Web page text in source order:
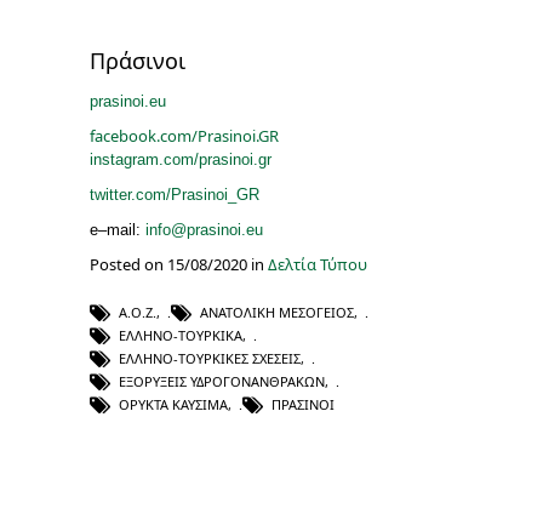
Πράσινοι
prasinoi.eu
facebook.com/Prasinoi.GR
instagram.com/prasinoi.gr
twitter.com/Prasinoi_GR
e–mail : info@prasinoi.eu
Posted on 15/08/2020 in Δελτία Τύπου
Α.Ο.Ζ., ΑΝΑΤΟΛΙΚΉ ΜΕΣΌΓΕΙΟΣ,
ΕΛΛΗΝΟ-ΤΟΥΡΚΙΚΆ,
ΕΛΛΗΝΟ-ΤΟΥΡΚΙΚΈΣ ΣΧΕΣΕΙΣ,
ΕΞΟΡΎΞΕΙΣ ΥΔΡΟΓΟΝΑΝΘΡΆΚΩΝ,
ΟΡΥΚΤΆ ΚΑΎΣΙΜΑ, ΠΡΆΣΙΝΟΙ